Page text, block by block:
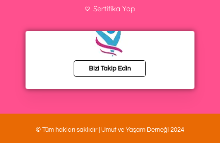
Sertifika Yap
Bizi Takip Edin
© Tüm hakları saklıdır | Umut ve Yaşam Derneği 2024